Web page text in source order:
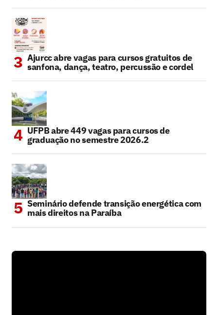
Ajurcc abre vagas para cursos gratuitos de
sanfona, dança, teatro, percussão e cordel
UFPB abre 449 vagas para cursos de
graduação no semestre 2026.2
Seminário defende transição energética com
mais direitos na Paraíba